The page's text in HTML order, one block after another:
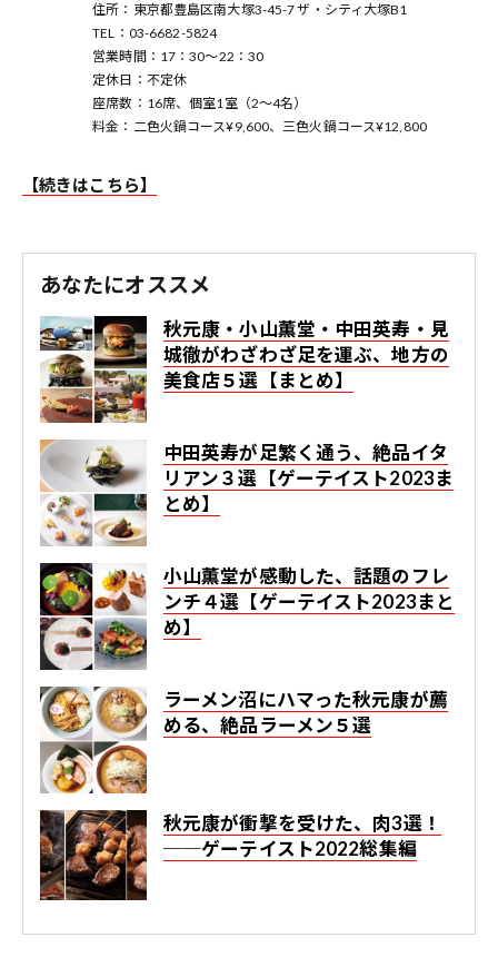
住所：東京都豊島区南大塚3-45-7 ザ・シティ大塚B1
TEL：03-6682-5824
営業時間：17：30～22：30
定休日：不定休
座席数：16席、個室1室（2～4名）
料金：二色火鍋コース¥9,600、三色火鍋コース¥12,800
【続きはこちら】
あなたにオススメ
秋元康・小山薫堂・中田英寿・見
城徹がわざわざ足を運ぶ、地方の
美食店５選【まとめ】
中田英寿が足繁く通う、絶品イタ
リアン３選【ゲーテイスト2023ま
とめ】
小山薫堂が感動した、話題のフレ
ンチ４選【ゲーテイスト2023まと
め】
ラーメン沼にハマった秋元康が薦
める、絶品ラーメン５選
秋元康が衝撃を受けた、肉3選！
──ゲーテイスト2022総集編